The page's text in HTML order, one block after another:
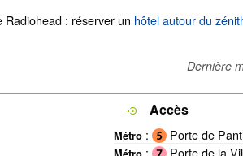
: réserver un hôtel autour du
Dernière
Accès
Métro : Porte de
: Porte de la